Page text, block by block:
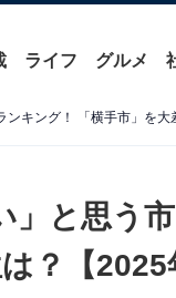
ライフ グルメ
と思う
？【2025